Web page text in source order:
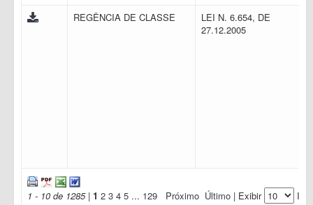
REGÊNCIA DE CLASSE
LEI N. 6.654, DE
27.12.2005
1 - 10 de 1285| 1 2 3 4 5 ... 129 Próximo Último | Exibir